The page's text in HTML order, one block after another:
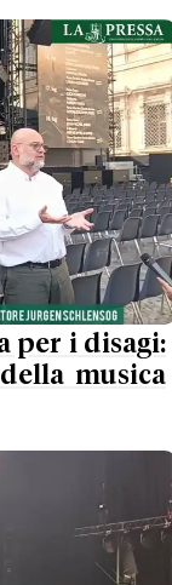
per i disagi:
musica